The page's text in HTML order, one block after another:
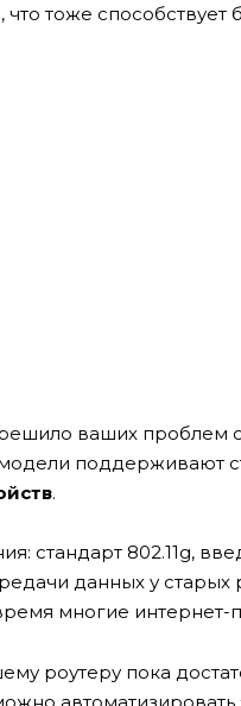
, что тоже
ваших проблем
поддерживают
.
стандарт 802.11g,
данных у
многие
роутеру пока